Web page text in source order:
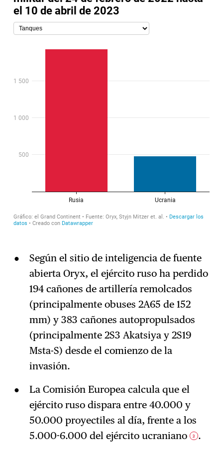
Según el sitio de inteligencia de fuente
abierta Oryx, el ejército ruso ha perdido
194 cañones de artillería remolcados
(principalmente obuses 2A65 de 152
mm) y 383 cañones autopropulsados
(principalmente 2S3 Akatsiya y 2S19
Msta-S) desde el comienzo de la
invasión.
La Comisión Europea calcula que el
ejército ruso dispara entre 40.000 y
50.000 proyectiles al día, frente a los
5.000-6.000 del ejército ucraniano
3 .